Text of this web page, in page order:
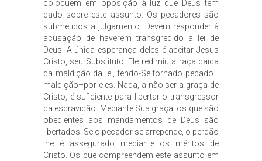
coloquem em oposição à luz que Deus tem
dado sobre este assunto. Os pecadores são
submetidos a julgamento. Devem responder à
acusação de haverem transgredido a lei de
Deus. A única esperança deles é aceitar Jesus
Cristo, seu Substituto. Ele redimiu a raça caída
da maldição da lei, tendo-Se tornado pecado–
maldição–por eles. Nada, a não ser a graça de
Cristo, é suficiente para libertar o transgressor
da escravidão. Mediante Sua graça, os que são
obedientes aos mandamentos de Deus são
libertados. Se o pecador se arrepende, o perdão
lhe é assegurado mediante os méritos de
Cristo. Os que compreendem este assunto em